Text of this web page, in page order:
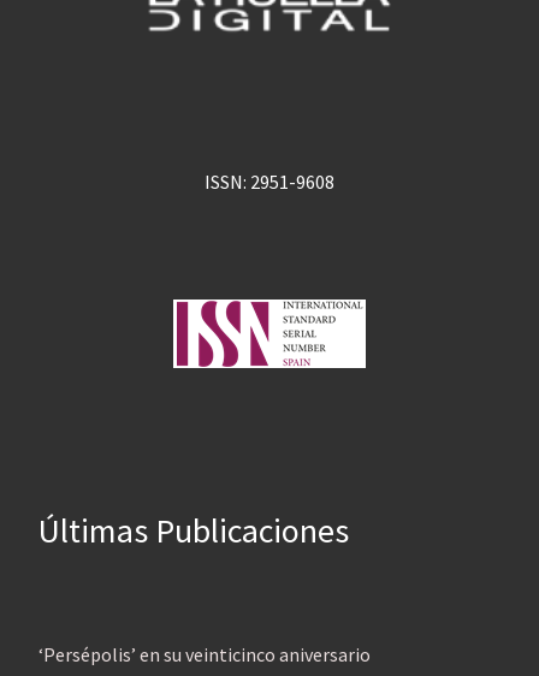
ISSN: 2951-9608
Últimas Publicaciones
‘Persépolis’ en su veinticinco aniversario